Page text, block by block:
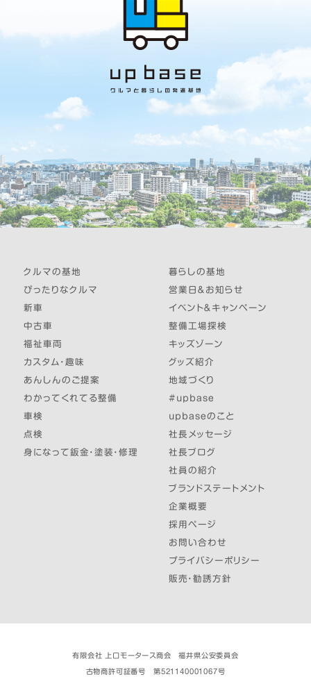
クルマの基地
ぴったりなクルマ
新車
中古車
福祉車両
カスタム・趣味
あんしんのご提案
わかってくれてる整備
車検
点検
身になって鈑金・塗装・修理
暮らしの基地
営業日＆お知らせ
イベント＆キャンペーン
整備工場探検
キッズゾーン
グッズ紹介
地域づくり
#upbase
upbaseのこと
社長メッセージ
社長ブログ
社員の紹介
ブランドステートメント
企業概要
採用ページ
お問い合わせ
プライバシーポリシー
販売・勧誘方針
有限会社 上口モータース商会 福井県公安委員会
古物商許可証番号 第521140001067号